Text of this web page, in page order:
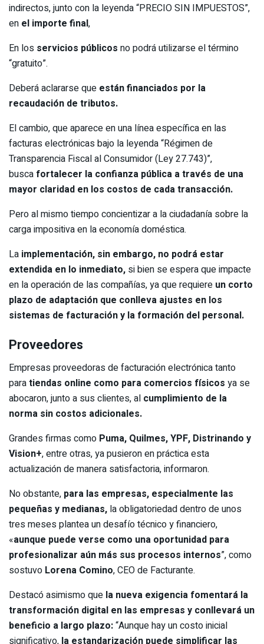
indirectos, junto con la leyenda “PRECIO SIN IMPUESTOS”,
en el importe final,
En los servicios públicos no podrá utilizarse el término
“gratuito”.
Deberá aclararse que están financiados por la
recaudación de tributos.
El cambio, que aparece en una línea específica en las
facturas electrónicas bajo la leyenda “Régimen de
Transparencia Fiscal al Consumidor (Ley 27.743)”,
busca fortalecer la confianza pública a través de una
mayor claridad en los costos de cada transacción.
Pero al mismo tiempo concientizar a la ciudadanía sobre la
carga impositiva en la economía doméstica.
La implementación, sin embargo, no podrá estar
extendida en lo inmediato, si bien se espera que impacte
en la operación de las compañías, ya que requiere un corto
plazo de adaptación que conlleva ajustes en los
sistemas de facturación y la formación del personal.
Proveedores
Empresas proveedoras de facturación electrónica tanto
paratiendas online como para comercios físicos ya se
abocaron, junto a sus clientes, al cumplimiento de la
norma sin costos adicionales.
Grandes firmas como Puma, Quilmes, YPF, Distrinando y
Vision+, entre otras, ya pusieron en práctica esta
actualización de manera satisfactoria, informaron.
No obstante, para las empresas, especialmente las
pequeñas y medianas, la obligatoriedad dentro de unos
tres meses plantea un desafío técnico y financiero,
«aunque puede verse como una oportunidad para
profesionalizar aún más sus procesos internos”, como
sostuvo Lorena Comino, CEO de Facturante.
Destacó asimismo que la nueva exigencia fomentará la
transformación digital en las empresas y conllevará un
beneficio a largo plazo:“Aunque hay un costo inicial
significativo, la estandarización puede simplificar las